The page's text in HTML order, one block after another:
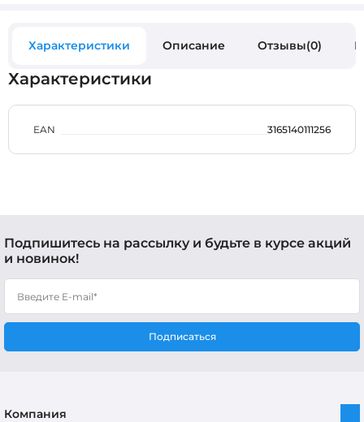
Характеристики Описание Отзывы(0)
Характеристики
EAN 3165140111256
Подпишитесь на рассылку и будьте в курсе акций
и новинок!
Подписаться
Компания